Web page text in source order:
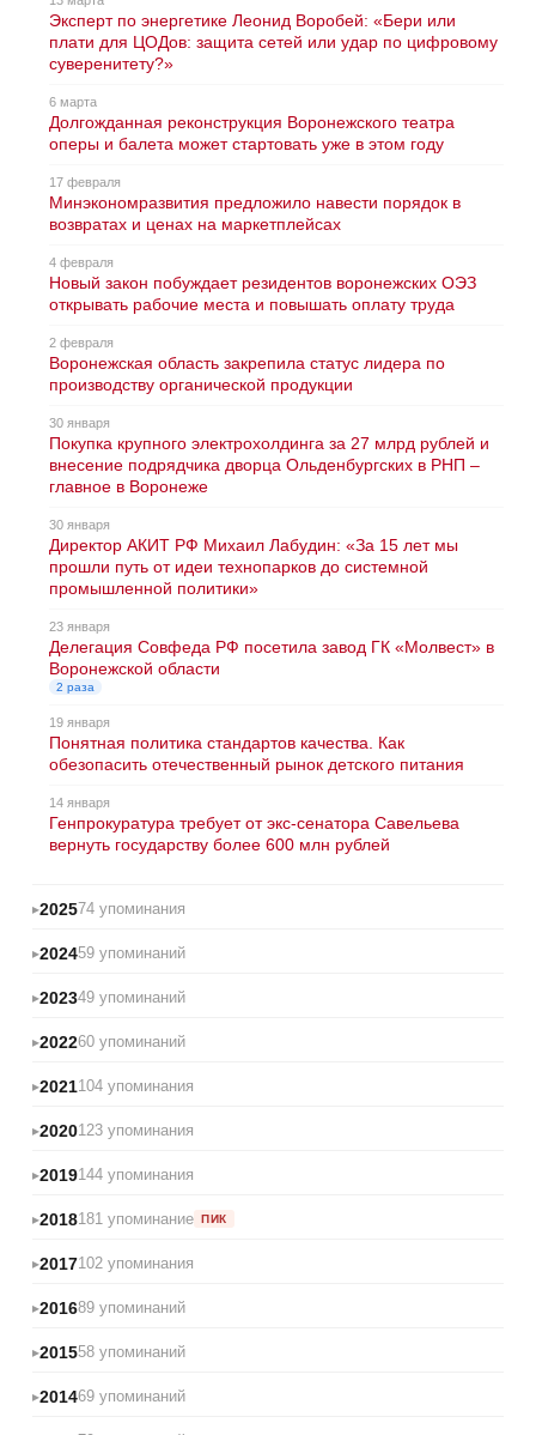
Эксперт по энергетике Леонид Воробей: «Бери или
плати для ЦОДов: защита сетей или удар по цифровому
суверенитету?»
6 марта
Долгожданная реконструкция Воронежского театра
оперы и балета может стартовать уже в этом году
17 февраля
Минэкономразвития предложило навести порядок в
возвратах и ценах на маркетплейсах
4 февраля
Новый закон побуждает резидентов воронежских ОЭЗ
открывать рабочие места и повышать оплату труда
2 февраля
Воронежская область закрепила статус лидера по
производству органической продукции
30 января
Покупка крупного электрохолдинга за 27 млрд рублей и
внесение подрядчика дворца Ольденбургских в РНП –
главное в Воронеже
30 января
Директор АКИТ РФ Михаил Лабудин: «За 15 лет мы
прошли путь от идеи технопарков до системной
промышленной политики»
23 января
Делегация Совфеда РФ посетила завод ГК «Молвест» в
Воронежской области
2 раза
19 января
Понятная политика стандартов качества. Как
обезопасить отечественный рынок детского питания
14 января
Генпрокуратура требует от экс-сенатора Савельева
вернуть государству более 600 млн рублей
202574 упоминания
202459 упоминаний
202349 упоминаний
202260 упоминаний
2021104 упоминания
2020123 упоминания
2019144 упоминания
2018181 упоминание ПИК
2017102 упоминания
201689 упоминаний
201558 упоминаний
201469 упоминаний